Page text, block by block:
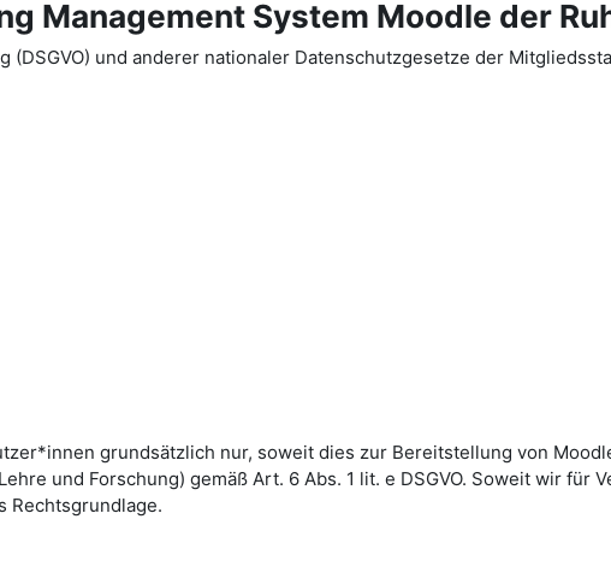
Management System Moodle der
und anderer nationaler Datenschutzgesetze der
grundsätzlich nur, soweit dies zur Bereitstellung von
und Forschung) gemäß Art. 6 Abs. 1 lit. e DSGVO. Soweit wir für
Rechtsgrundlage.